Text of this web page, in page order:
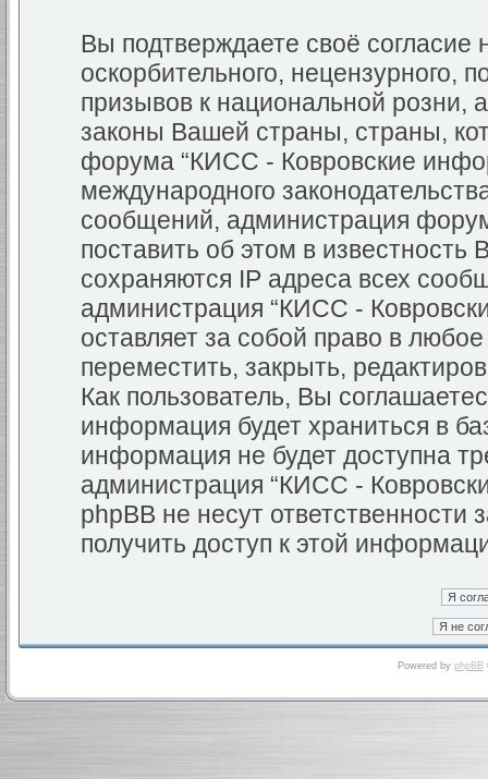
Вы подтверждаете своё
оскорбительного, нецензурного,
призывов к национальной
законы Вашей страны, страны,
форума “КИСС - Ковровские
международного
сообщений, администрация
поставить об этом в
сохраняются IP адреса всех
администрация “КИСС -
оставляет за собой право в
переместить, закрыть,
Как пользователь, Вы
информация будет храниться в
информация не будет доступна
администрация “КИСС -
phpBB не несут ответственности
получить доступ к этой
Powered by phpBB